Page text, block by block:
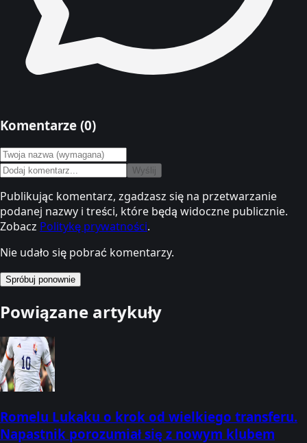
Komentarze (0)
Wyślij
Publikując komentarz, zgadzasz się na przetwarzanie
podanej nazwy i treści, które będą widoczne publicznie.
Zobacz Politykę prywatności.
Nie udało się pobrać komentarzy.
Spróbuj ponownie
Powiązane artykuły
Romelu Lukaku o krok od wielkiego transferu.
Napastnik porozumiał się z nowym klubem